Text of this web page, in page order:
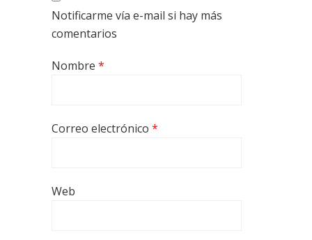
Notificarme vía e-mail si hay más
comentarios
Nombre *
Correo electrónico *
Web